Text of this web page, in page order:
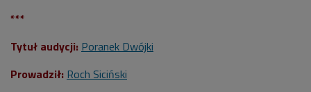
***
Tytuł audycji: Poranek Dwójki
Prowadził: Roch Siciński